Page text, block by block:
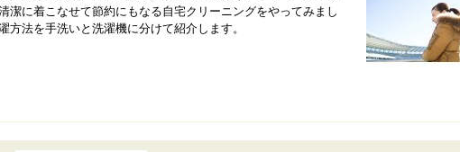
潔に着こなせて節約にもなる自宅クリーニングをやってみまし
方法を手洗いと洗濯機に分けて紹介します。